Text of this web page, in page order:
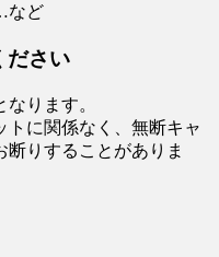
ど
ださい
ります。
に関係なく、無断キャ
断りすることがありま